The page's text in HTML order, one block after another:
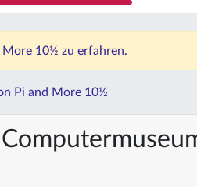
More 10½ zu erfahren.
Pi and More 10½